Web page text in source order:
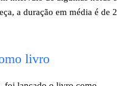
a duração em média é de 2
livro